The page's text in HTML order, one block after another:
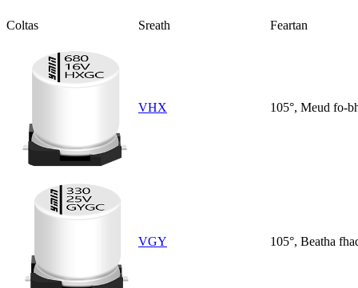
Coltas Sreath Feartan
VHX 105°, Meud fo-
VGY 105°, Beatha